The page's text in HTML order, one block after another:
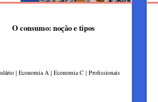
O consumo: noção e tipos
| Economia A | Economia C | Profissionais